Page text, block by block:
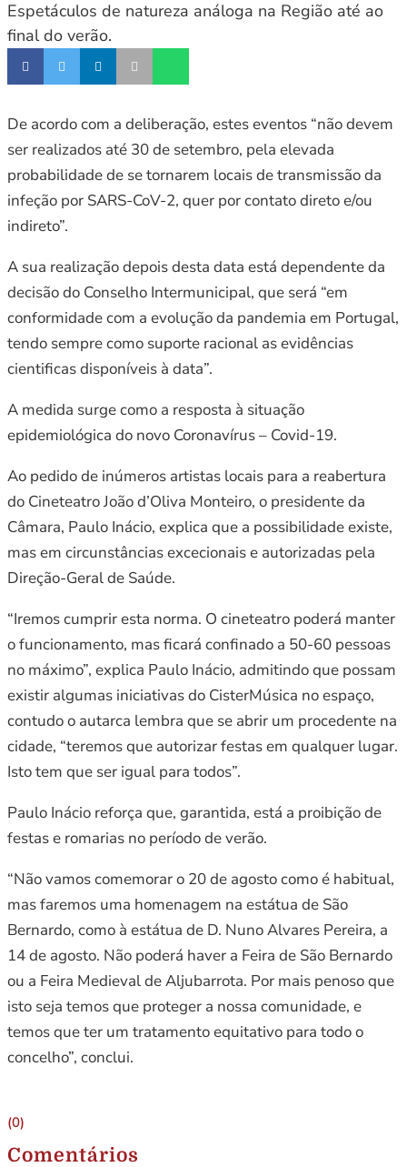
Espetáculos de natureza análoga na Região até ao
final do verão.
De acordo com a deliberação, estes eventos “não devem
ser realizados até 30 de setembro, pela elevada
probabilidade de se tornarem locais de transmissão da
infeção por SARS-CoV-2, quer por contato direto e/ou
indireto”.
A sua realização depois desta data está dependente da
decisão do Conselho Intermunicipal, que será “em
conformidade com a evolução da pandemia em Portugal,
tendo sempre como suporte racional as evidências
cientificas disponíveis à data”.
A medida surge como a resposta à situação
epidemiológica do novo Coronavírus – Covid-19.
Ao pedido de inúmeros artistas locais para a reabertura
do Cineteatro João d’Oliva Monteiro, o presidente da
Câmara, Paulo Inácio, explica que a possibilidade existe,
mas em circunstâncias excecionais e autorizadas pela
Direção-Geral de Saúde.
“Iremos cumprir esta norma. O cineteatro poderá manter
o funcionamento, mas ficará confinado a 50-60 pessoas
no máximo”, explica Paulo Inácio, admitindo que possam
existir algumas iniciativas do CisterMúsica no espaço,
contudo o autarca lembra que se abrir um procedente na
cidade, “teremos que autorizar festas em qualquer lugar.
Isto tem que ser igual para todos”.
Paulo Inácio reforça que, garantida, está a proibição de
festas e romarias no período de verão.
“Não vamos comemorar o 20 de agosto como é habitual,
mas faremos uma homenagem na estátua de São
Bernardo, como à estátua de D. Nuno Alvares Pereira, a
14 de agosto. Não poderá haver a Feira de São Bernardo
ou a Feira Medieval de Aljubarrota. Por mais penoso que
isto seja temos que proteger a nossa comunidade, e
temos que ter um tratamento equitativo para todo o
concelho”, conclui.
(0)
Comentários